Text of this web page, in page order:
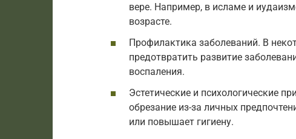
вере. Например, в исламе и
возрасте.
Профилактика заболеваний. В
предотвратить развитие
воспаления.
Эстетические и психологические
обрезание из-за личных
или повышает гигиену.